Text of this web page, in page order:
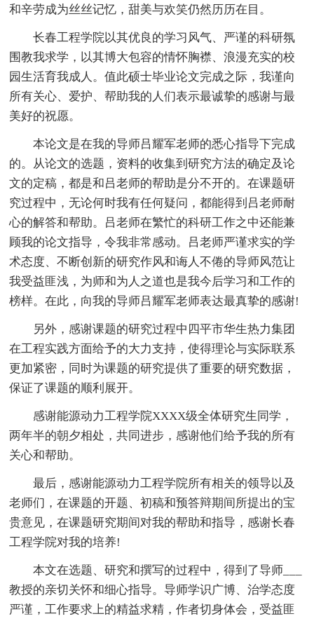
和辛劳成为丝丝记忆，甜美与欢笑仍然历历在目。
长春工程学院以其优良的学习风气、严谨的科研氛
围教我求学，以其博大包容的情怀胸襟、浪漫充实的校
园生活育我成人。值此硕士毕业论文完成之际，我谨向
所有关心、爱护、帮助我的人们表示最诚挚的感谢与最
美好的祝愿。
本论文是在我的导师吕耀军老师的悉心指导下完成
的。从论文的选题，资料的收集到研究方法的确定及论
文的定稿，都是和吕老师的帮助是分不开的。在课题研
究过程中，无论何时我有任何疑问，都能得到吕老师耐
心的解答和帮助。吕老师在繁忙的科研工作之中还能兼
顾我的论文指导，令我非常感动。吕老师严谨求实的学
术态度、不断创新的研究作风和诲人不倦的导师风范让
我受益匪浅，为师和为人之道也是我今后学习和工作的
榜样。在此，向我的导师吕耀军老师表达最真挚的感谢!
另外，感谢课题的研究过程中四平市华生热力集团
在工程实践方面给予的大力支持，使得理论与实际联系
更加紧密，同时为课题的研究提供了重要的研究数据，
保证了课题的顺利展开。
感谢能源动力工程学院XXXX级全体研究生同学，
两年半的朝夕相处，共同进步，感谢他们给予我的所有
关心和帮助。
最后，感谢能源动力工程学院所有相关的领导以及
老师们，在课题的开题、初稿和预答辩期间所提出的宝
贵意见，在课题研究期间对我的帮助和指导，感谢长春
工程学院对我的培养!
本文在选题、研究和撰写的过程中，得到了导师___
教授的亲切关怀和细心指导。导师学识广博、治学态度
严谨，工作要求上的精益求精，作者切身体会，受益匪